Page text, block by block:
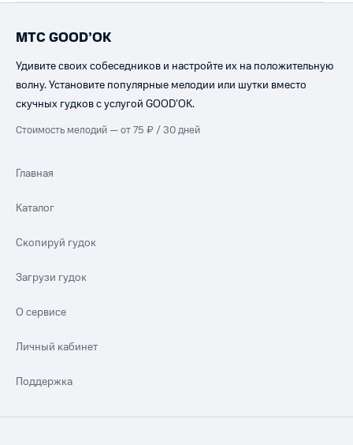
МТС GOOD’OK
Удивите своих собеседников и настройте их на положительную
волну. Установите популярные мелодии или шутки вместо
скучных гудков с услугой GOOD’OK.
Стоимость мелодий — от 75 ₽ / 30 дней
Главная
Каталог
Скопируй гудок
Загрузи гудок
О сервисе
Личный кабинет
Поддержка